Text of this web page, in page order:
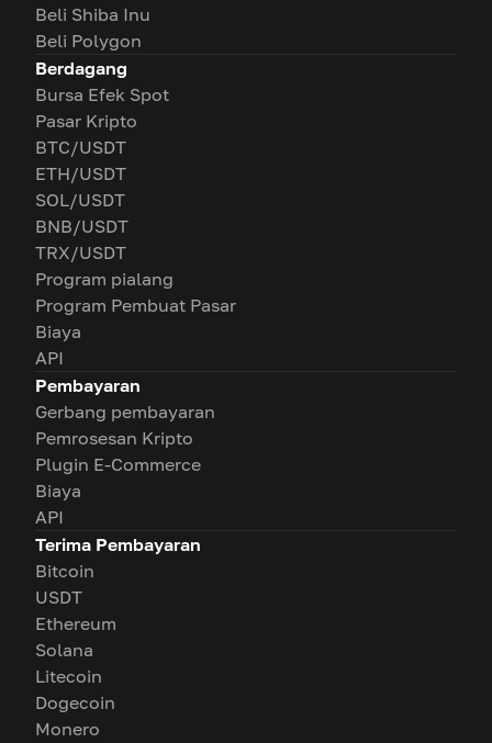
Beli Shiba Inu
Beli Polygon
Berdagang
Bursa Efek Spot
Pasar Kripto
BTC/USDT
ETH/USDT
SOL/USDT
BNB/USDT
TRX/USDT
Program pialang
Program Pembuat Pasar
Biaya
API
Pembayaran
Gerbang pembayaran
Pemrosesan Kripto
Plugin E-Commerce
Biaya
API
Terima Pembayaran
Bitcoin
USDT
Ethereum
Solana
Litecoin
Dogecoin
Monero